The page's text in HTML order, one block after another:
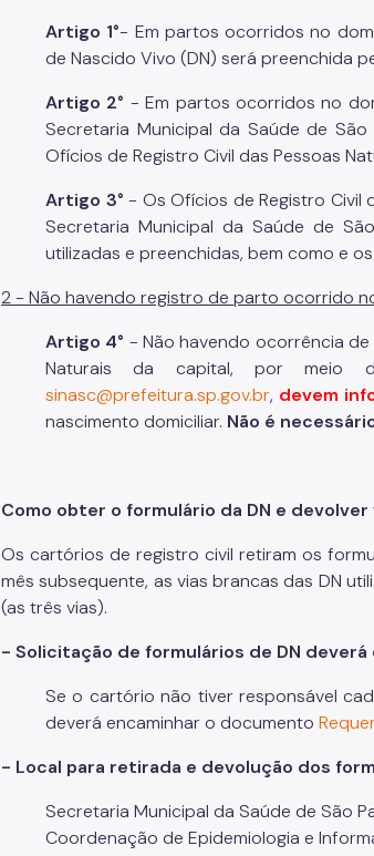
Artigo 1°- Em partos ocorridos no
de Nascido Vivo (DN) será preenchida
Artigo 2° - Em partos ocorridos no
Secretaria Municipal da Saúde de
Ofícios de Registro Civil das Pessoas
Artigo 3° - Os Ofícios de Registro Civil
Secretaria Municipal da Saúde de
utilizadas e preenchidas, bem como e
2 - Não havendo registro de parto ocorrido
Artigo 4° - Não havendo ocorrência de
Naturais da capital, por meio
sinasc@prefeitura.sp.gov.br, devem
nascimento domiciliar. Não é
Como obter o formulário da DN e
Os cartórios de registro civil retiram os
mês subsequente, as vias brancas das DN
(as três vias).
- Solicitação de formulários de DN
Se o cartório não tiver responsável
deverá encaminhar o documento
- Local para retirada e devolução dos
Secretaria Municipal da Saúde de São
Coordenação de Epidemiologia e